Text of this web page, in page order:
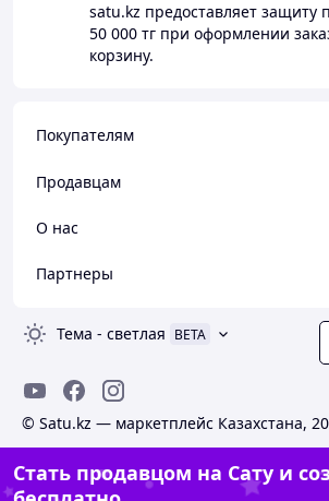
satu.kz предоставляет защиту
50 000 тг при оформлении
корзину.
Покупателям
Продавцам
О нас
Партнеры
Тема - светлая BETA
© Satu.kz — маркетплейс Казахстана,
Стать продавцом на Сату и